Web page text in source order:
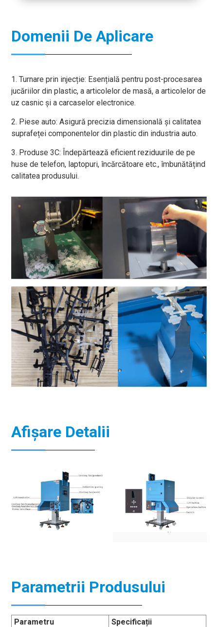
Domenii De Aplicare
1. Turnare prin injecție: Esențială pentru post-procesarea
jucăriilor din plastic, a articolelor de masă, a articolelor de
uz casnic și a carcaselor electronice.
2. Piese auto: Asigură precizia dimensională și calitatea
suprafeței componentelor din plastic din industria auto.
3. Produse 3C: Îndepărtează eficient reziduurile de pe
huse de telefon, laptopuri, încărcătoare etc., îmbunătățind
calitatea produsului.
Afișare Detalii
Parametrii Produsului
Parametru
Specificații